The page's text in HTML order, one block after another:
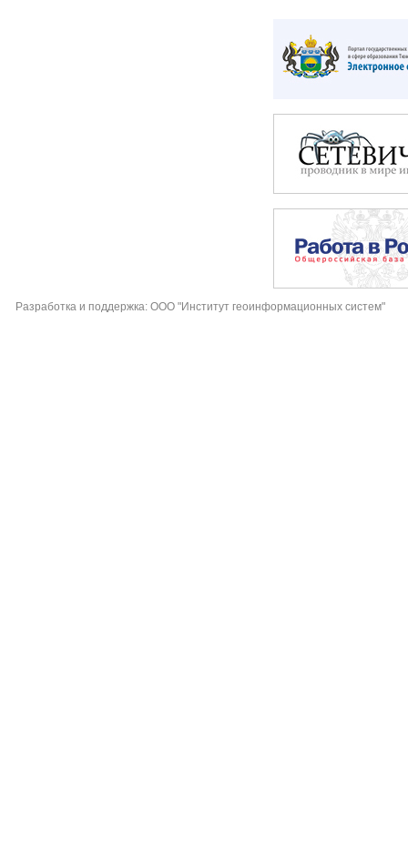
Разработка и поддержка: ООО "Институт геоинформационных систем"